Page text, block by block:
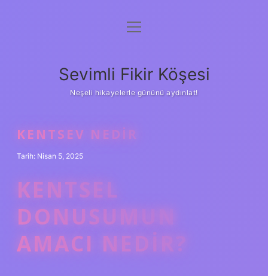
Anasayfa
Yasal Uyarı
menüyü
Sevimli Fikir Köşesi
Neşeli hikayelerle gününü aydınlat!
KENTSEV NEDIR
Tarih: Nisan 5, 2025
KENTSEL
DONUSUMUN
AMACI NEDIR?